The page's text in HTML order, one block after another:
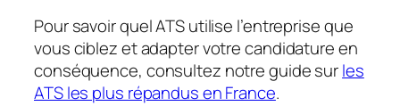
Pour savoir quel ATS utilise l’entreprise que
vous ciblez et adapter votre candidature en
conséquence, consultez notre guide surles
ATS les plus répandus en France.